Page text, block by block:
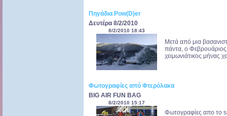
Πηγάδια Pow(D)er
Δευτέρα 8/2/2010
8/2/2010 18:43
Μετά από μια
πάντα, ο Φεβρουάριος
χειμωνιάτικος μήνας
Φωτογραφίες από Φτερόλακα
BIG AIR FUN BAG
8/2/2010 15:17
Φωτογραφίες απο το